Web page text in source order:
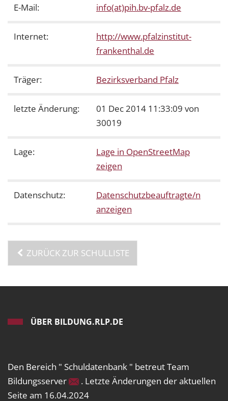
E-Mail: info(at)pih.bv-pfalz.de
Internet:
http://www.pfalzinstitut-
frankenthal.de
Träger: Bezirksverband Pfalz
letzte Änderung:
01 Dec 2014 11:33:09 von
30019
Lage:
Lage in OpenStreetMap
zeigen
Datenschutz:
Datenschutzbeauftragte/n
anzeigen
ZURÜCK ZUR SCHULLISTE
ÜBER BILDUNG.RLP.DE
Den Bereich " Schuldatenbank " betreut Team
Bildungsserver
. Letzte Änderungen der aktuellen
Seite am 16.04.2024